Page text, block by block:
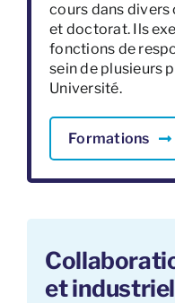
cours dans divers
et doctorat. Ils
fonctions de
sein de plusieurs
Université.
Formations
et